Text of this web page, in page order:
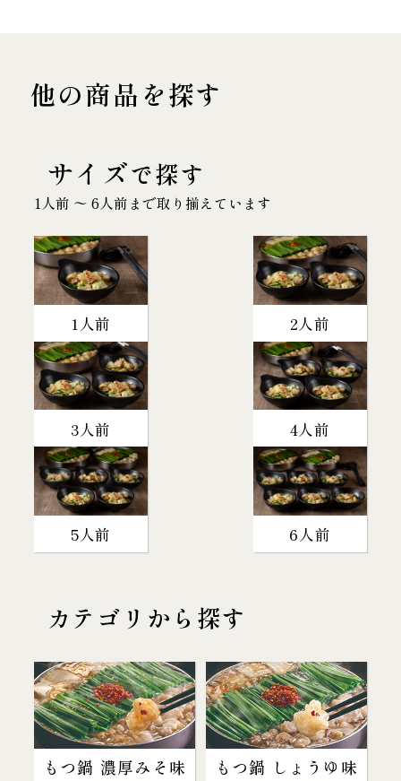
他の商品を探す
サイズで探す
1人前 〜 6人前まで取り揃えています
1人前 2人前
3人前 4人前
5人前 6人前
カテゴリから探す
もつ鍋 濃厚みそ味 もつ鍋 しょうゆ味